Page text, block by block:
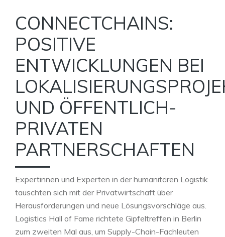
CONNECTCHAINS:
POSITIVE
ENTWICKLUNGEN BEI
UND ÖFFENTLICH-
PRIVATEN
PARTNERSCHAFTEN
Expertinnen und Experten in der humanitären Logistik
tauschten sich mit der Privatwirtschaft über
Herausforderungen und neue Lösungsvorschläge aus.
Logistics Hall of Fame richtete Gipfeltreffen in Berlin
zum zweiten Mal aus, um Supply-Chain-Fachleuten